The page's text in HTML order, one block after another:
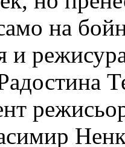
на
и